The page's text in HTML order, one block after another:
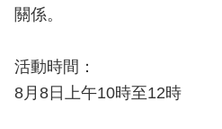
下
區
關係。
活動時間：
8月8日上午10時至12時